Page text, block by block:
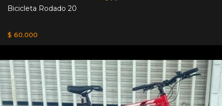
Bicicleta Rodado 20
$ 60.000